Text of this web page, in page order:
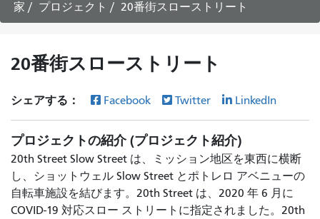
ツ
に
動
の
家 プロジェクト 20番街スローストリート
20番街スローストリート
シェアする： Facebook Twitter LinkedIn
プロジェクトの紹介 (プロジェクト紹介)
20th Street Slow Street は、ミッション地区を東西に横断
し、ショットウェル Slow Street とポトレロ アベニューの
自転車施設を結びます。20th Street は、2020 年 6 月に
COVID-19 対応スロー ストリートに指定されました。20th